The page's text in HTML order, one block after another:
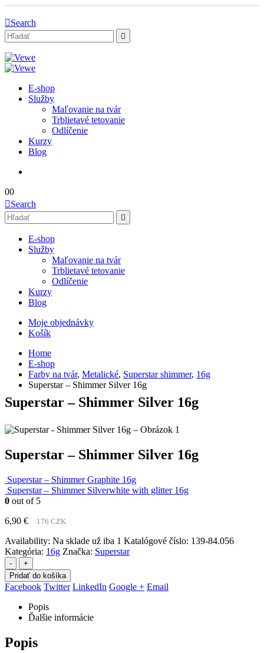
Search
E-shop
Služby
Maľovanie na tvár
Trblietavé tetovanie
Odlíčenie
Kurzy
Blog
00
Search
E-shop
Služby
Maľovanie na tvár
Trblietavé tetovanie
Odlíčenie
Kurzy
Blog
Moje objednávky
Košík
Home
E-shop
Farby na tvár, Metalické, Superstar shimmer, 16g
Superstar – Shimmer Silver 16g
Superstar – Shimmer Silver 16g
Superstar – Shimmer Silver 16g
Superstar – Shimmer Graphite 16g
Superstar – Shimmer Silverwhite with glitter 16g
0 out of 5
6,90 € 176 CZK
Availability: Na sklade už iba 1 Katalógové číslo: 139-84.056
Kategória: 16g Značka: Superstar
-
+
Pridať do košíka
Facebook Twitter LinkedIn Google + Email
Popis
Ďalšie informácie
Popis